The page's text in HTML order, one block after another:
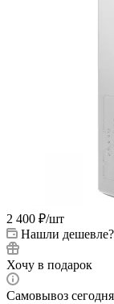
2 400 ₽/шт
Нашли дешевле?
Хочу в подарок
Самовывоз